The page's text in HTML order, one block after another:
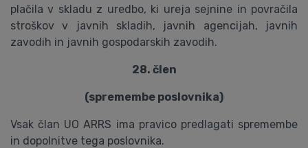
plačila v skladu z uredbo, ki ureja sejnine in povračila
stroškov v javnih skladih, javnih agencijah, javnih
zavodih in javnih gospodarskih zavodih.
28. člen
(spremembe poslovnika)
Vsak član UO ARRS ima pravico predlagati spremembe
in dopolnitve tega poslovnika.